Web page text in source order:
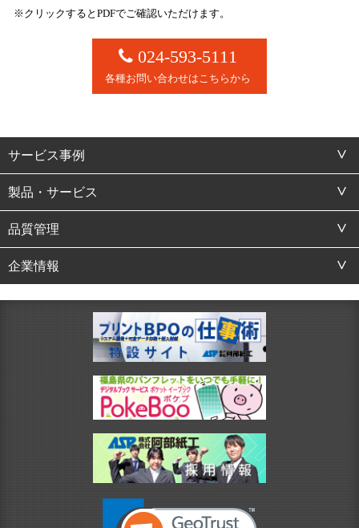
※クリックするとPDFでご確認いただけます。
024-593-5111
各種お問い合わせはこちらから
サービス事例
製品・サービス
品質管理
企業情報